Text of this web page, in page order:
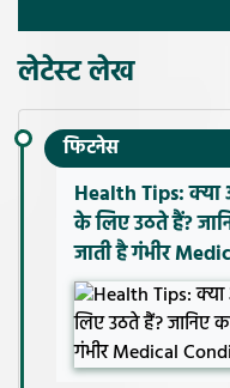
लेटेस्ट लेख
फिटनेस
Health Tips: क्या
के लिए उठते हैं?
जाती है गंभीर